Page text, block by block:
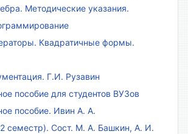
Методические указания.
Квадратичные формы.
Г.И. Рузавин
пособие для студентов ВУЗов
пособие. Ивин А. А.
семестр). Сост. М. А. Башкин, А. И.